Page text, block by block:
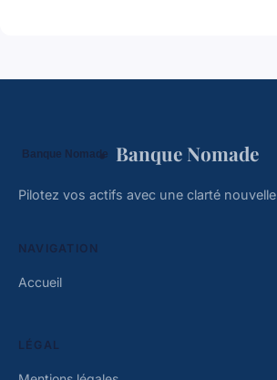
Banque Nomade
Pilotez vos actifs avec une clarté nouvelle
NAVIGATION
Accueil
LÉGAL